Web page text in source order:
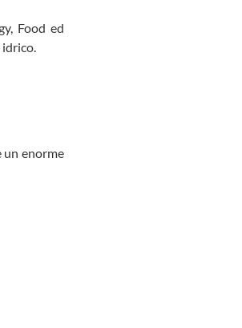
Food ed
idrico.
un enorme